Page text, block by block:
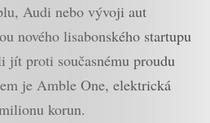
Audi nebo vývoji aut
nového lisabonského startupu
jít proti současnému proudu
je Amble One, elektrická
korun.